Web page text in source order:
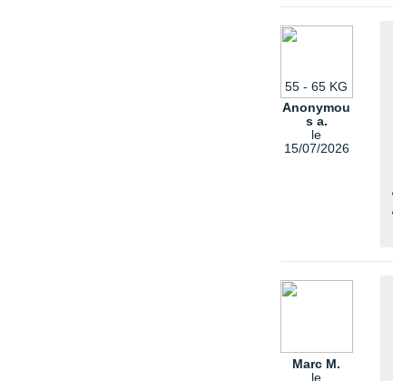
55 - 65 KG
Anonymou
s a.
le
15/07/2026
Marc M.
le